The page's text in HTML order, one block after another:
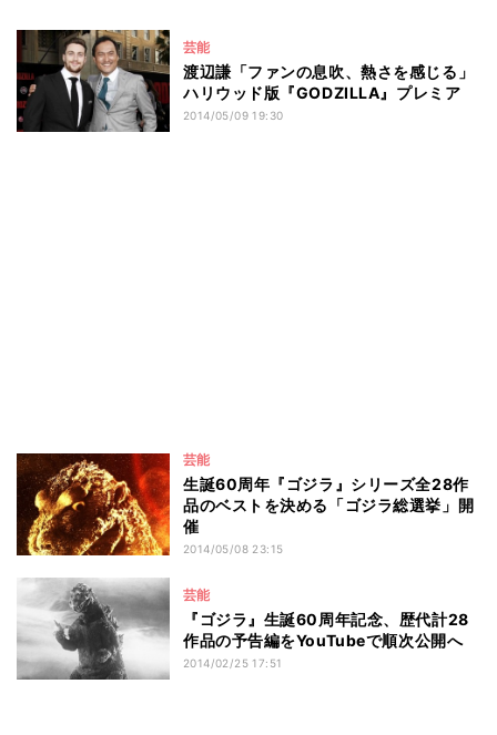
芸能
渡辺謙「ファンの息吹、熱さを感じる」
ハリウッド版『GODZILLA』プレミア
2014/05/09 19:30
芸能
生誕60周年『ゴジラ』シリーズ全28作
品のベストを決める「ゴジラ総選挙」開
催
2014/05/08 23:15
芸能
『ゴジラ』生誕60周年記念、歴代計28
作品の予告編をYouTubeで順次公開へ
2014/02/25 17:51